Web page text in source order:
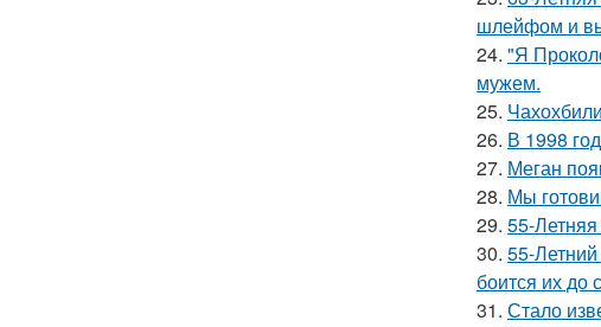
шлейфом и
24. "Я
мужем.
25.
26. В 1998
27. Меган
28. Мы
29. 55-
30. 55-
боится их до
31. Стало